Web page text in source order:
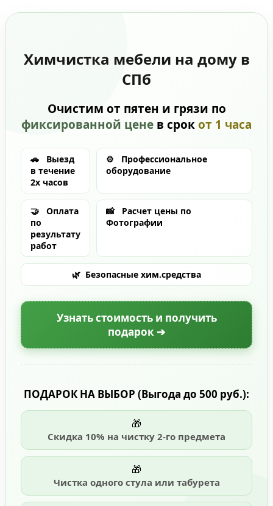
Химчистка мебели на дому в
СПб
Очистим от пятен и грязи по
фиксированной цене в срокот 1 часа
🚗
Выезд
в течение
2х часов
⚙️
Профессиональное
оборудование
🤝
Оплата
по
результату
работ
📸
Расчет цены по
Фотографии
🌿 Безопасные хим.средства
Узнать стоимость и получить
подарок ➔
ПОДАРОК НА ВЫБОР (Выгода до 500 руб.):
🎁
Скидка 10% на чистку 2-го предмета
🎁
Чистка одного стула или табурета